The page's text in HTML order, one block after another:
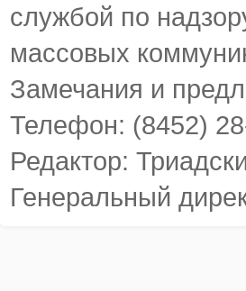
службой по
массовых
Замечания и
Телефон: (8452)
Редактор:
Генеральный